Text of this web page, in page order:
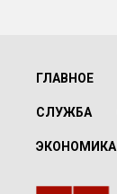
ГЛАВНОЕ
СЛУЖБА
ЭКОНОМИКА